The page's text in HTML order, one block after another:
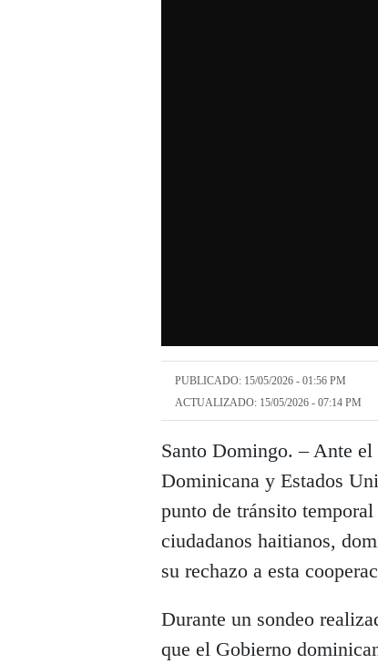
PUBLICADO: 15/05/2026 - 01:56 PM
ACTUALIZADO: 15/05/2026 - 07:14 PM
Santo Domingo. – Ante
Dominicana y Estados
punto de tránsito
ciudadanos haitianos,
su rechazo a esta
Durante un sondeo
que el Gobierno